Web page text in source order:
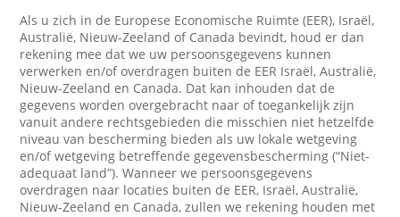
Als u zich in de Europese Economische Ruimte (EER), Israël,
Australië, Nieuw-Zeeland of Canada bevindt, houd er dan
rekening mee dat we uw persoonsgegevens kunnen
verwerken en/of overdragen buiten de EER Israël, Australië,
Nieuw-Zeeland en Canada. Dat kan inhouden dat de
gegevens worden overgebracht naar of toegankelijk zijn
vanuit andere rechtsgebieden die misschien niet hetzelfde
niveau van bescherming bieden als uw lokale wetgeving
en/of wetgeving betreffende gegevensbescherming (“Niet-
adequaat land”). Wanneer we persoonsgegevens
overdragen naar locaties buiten de EER, Israël, Australië,
Nieuw-Zeeland en Canada, zullen we rekening houden met